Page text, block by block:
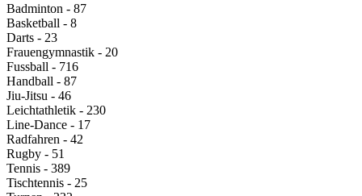
Badminton - 87
Basketball - 8
Darts - 23
Frauengymnastik - 20
Fussball - 716
Handball - 87
Jiu-Jitsu - 46
Leichtathletik - 230
Line-Dance - 17
Radfahren - 42
Rugby - 51
Tennis - 389
Tischtennis - 25